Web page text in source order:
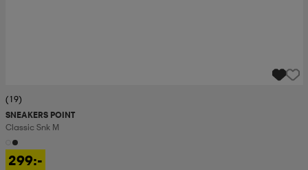
(19)
SNEAKERS POINT
Classic Snk M
299:-